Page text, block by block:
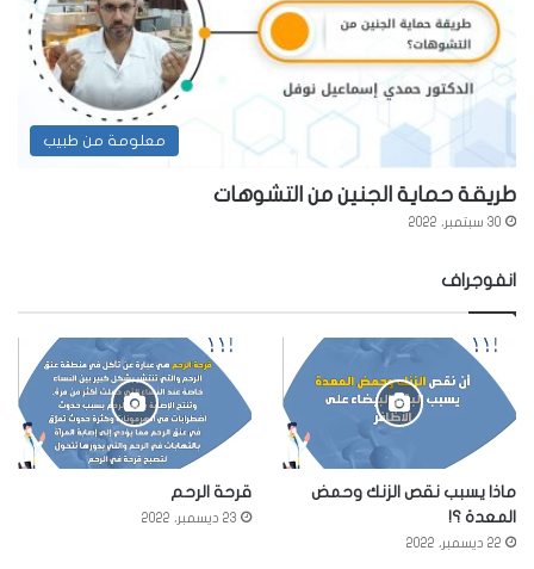
معلومة من طبيب
طريقة حماية الجنين من التشوهات
30 سبتمبر، 2022
انفوجراف
ماذا يسبب نقص الزنك وحمض
المعدة ؟!
22 ديسمبر، 2022
قرحة الرحم
23 ديسمبر، 2022